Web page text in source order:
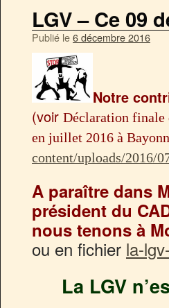
LGV – Ce 09
Publié le6 décembre 2016
Notre
(voir Déclaration finale
en juillet 2016 à
content/uploads/2016/
A paraître dans
président du
nous tenons à
ou en fichier la-
La LGV